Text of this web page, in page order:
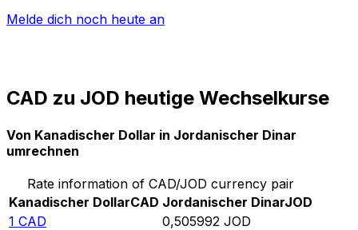
Melde dich noch heute an
CAD zu JOD heutige Wechselkurse
Von Kanadischer Dollar in Jordanischer Dinar
umrechnen
Rate information of CAD/JOD currency pair
Kanadischer DollarCAD Jordanischer DinarJOD
1 CAD 0,505992 JOD